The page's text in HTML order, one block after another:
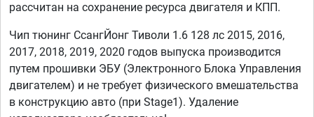
рассчитан на сохранение ресурса двигателя и КПП.
Чип тюнинг СсангЙонг Тиволи 1.6 128 лс 2015, 2016,
2017, 2018, 2019, 2020 годов выпуска производится
путем прошивки ЭБУ (Электронного Блока Управления
двигателем) и не требует физического вмешательства
в конструкцию авто (при Stage1). Удаление